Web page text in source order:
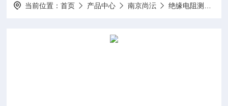
当前位置：首页 产品中心 南京尚沄 绝缘电阻测试仪